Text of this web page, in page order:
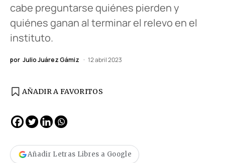
cabe preguntarse quiénes pierden y
quiénes ganan al terminar el relevo en el
instituto.
por Julio Juárez Gámiz 12 abril 2023
AÑADIR A FAVORITOS
Añadir Letras Libres a Google